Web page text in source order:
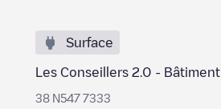
Surface
Les Conseillers 2.0 - Bâtiment
38 N547 7333